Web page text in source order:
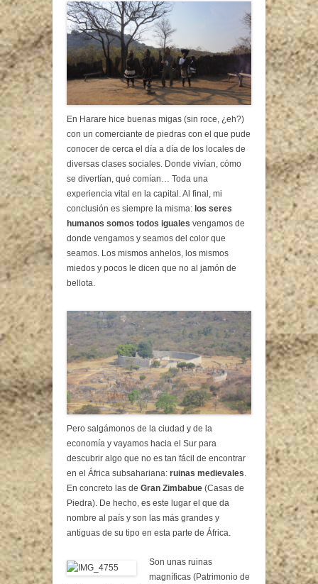
En Harare hice buenas migas (sin roce, ¿eh?)
con un comerciante de piedras con el que pude
conocer de cerca el día a día de los locales de
diversas clases sociales. Donde vivían, cómo
se divertían, qué comían… Toda una
experiencia vital en la capital. Al final, mi
conclusión es siempre la misma: los seres
humanos somos todos iguales vengamos de
donde vengamos y seamos del color que
seamos. Los mismos anhelos, los mismos
miedos y pocos le dicen que no al jamón de
bellota.
Pero salgámonos de la ciudad y de la
economía y vayamos hacia el Sur para
descubrir algo que no es tan fácil de encontrar
en el África subsahariana: ruinas medievales.
En concreto las de Gran Zimbabue (Casas de
Piedra). De hecho, es este lugar el que da
nombre al país y son las más grandes y
antiguas de su tipo en esta parte de África.
Son unas ruinas
magníficas (Patrimonio de